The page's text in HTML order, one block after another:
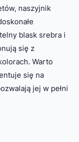
naszyjnik
blask srebra i
się z
Warto
się na
jej w pełni